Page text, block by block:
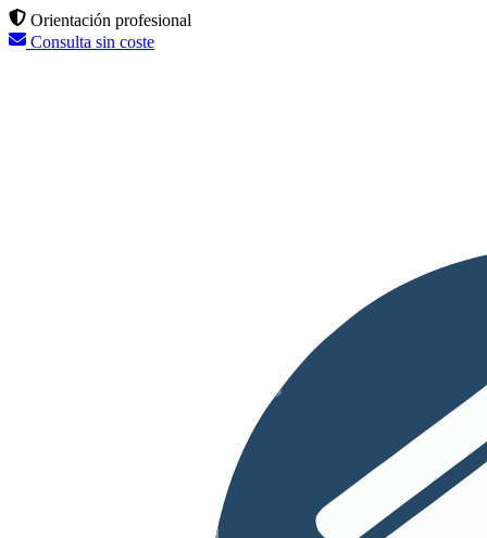
Orientación profesional
Consulta sin coste